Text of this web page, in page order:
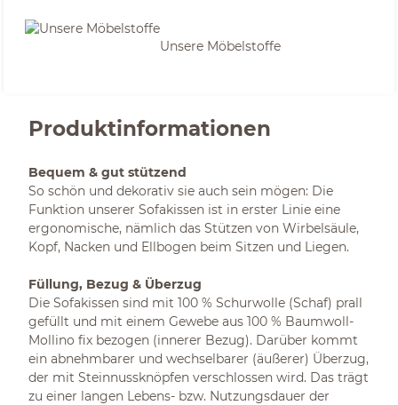
Unsere Möbelstoffe
Produktinformationen
Bequem & gut stützend
So schön und dekorativ sie auch sein mögen: Die
Funktion unserer Sofakissen ist in erster Linie eine
ergonomische, nämlich das Stützen von Wirbelsäule,
Kopf, Nacken und Ellbogen beim Sitzen und Liegen.
Füllung, Bezug & Überzug
Die Sofakissen sind mit 100 % Schurwolle (Schaf) prall
gefüllt und mit einem Gewebe aus 100 % Baumwoll-
Mollino fix bezogen (innerer Bezug). Darüber kommt
ein abnehmbarer und wechselbarer (äußerer) Überzug,
der mit Steinnussknöpfen verschlossen wird. Das trägt
zu einer langen Lebens- bzw. Nutzungsdauer der